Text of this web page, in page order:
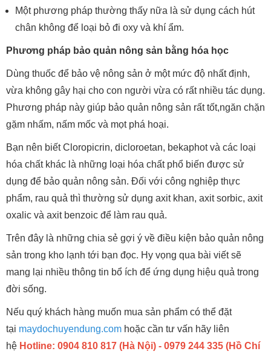
Một phương pháp thường thấy nữa là sử dụng cách hút
chân không để loại bỏ đi oxy và khí ẩm.
Phương pháp bảo quản nông sản bằng hóa học
Dùng thuốc để bảo vệ nông sản ở một mức độ nhất định,
vừa không gây hại cho con người vừa có rất nhiều tác dụng.
Phương pháp này giúp bảo quản nông sản rất tốt,ngăn chặn
gặm nhấm, nấm mốc và mọt phá hoại.
Bạn nên biết Cloropicrin, dicloroetan, bekaphot và các loại
hóa chất khác là những loại hóa chất phổ biến được sử
dụng để bảo quản nông sản. Đối với công nghiệp thực
phẩm, rau quả thì thường sử dụng axit khan, axit sorbic, axit
oxalic và axit benzoic để làm rau quả.
Trên đây là những chia sẻ gợi ý về điều kiện bảo quản nông
sản trong kho lạnh tới bạn đọc. Hy vọng qua bài viết sẽ
mang lại nhiều thông tin bổ ích để ứng dụng hiệu quả trong
đời sống.
Nếu quý khách hàng muốn mua sản phẩm có thể đặt
tại maydochuyendung.com hoặc cần tư vấn hãy liên
hệ Hotline: 0904 810 817 (Hà Nội) - 0979 244 335 (Hồ Chí